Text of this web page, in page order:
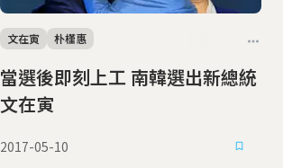
當選後即刻上工 南韓選出新總統
文在寅
文在寅 朴槿惠
2017-05-10